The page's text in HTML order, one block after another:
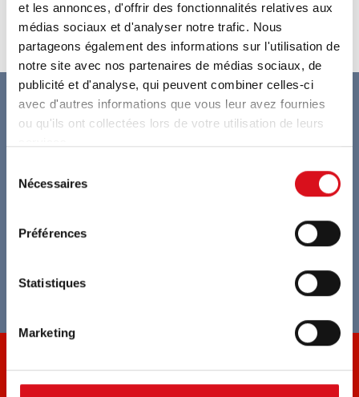
et les annonces, d'offrir des fonctionnalités relatives aux
médias sociaux et d'analyser notre trafic. Nous
partageons également des informations sur l'utilisation de
notre site avec nos partenaires de médias sociaux, de
publicité et d'analyse, qui peuvent combiner celles-ci
avec d'autres informations que vous leur avez fournies
ou qu'ils ont collectées lors de votre utilisation de leurs
Nécessaires
Préférences
Statistiques
Marketing
Délais de livraison fiables et flexibles
Assistance dans l’évaluation des risques
largeur
Mesurage individuel pour une coupe parfaite